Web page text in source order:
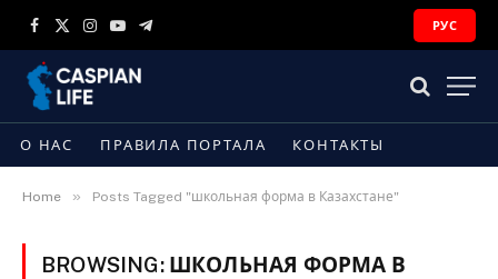
Facebook
X
Instagram
YouTubeTelegram
РУС
О НАС ПРАВИЛА ПОРТАЛА КОНТАКТЫ
Home » Posts Tagged "школьная форма в Казахстане"
BROWSING: ШКОЛЬНАЯ ФОРМА В